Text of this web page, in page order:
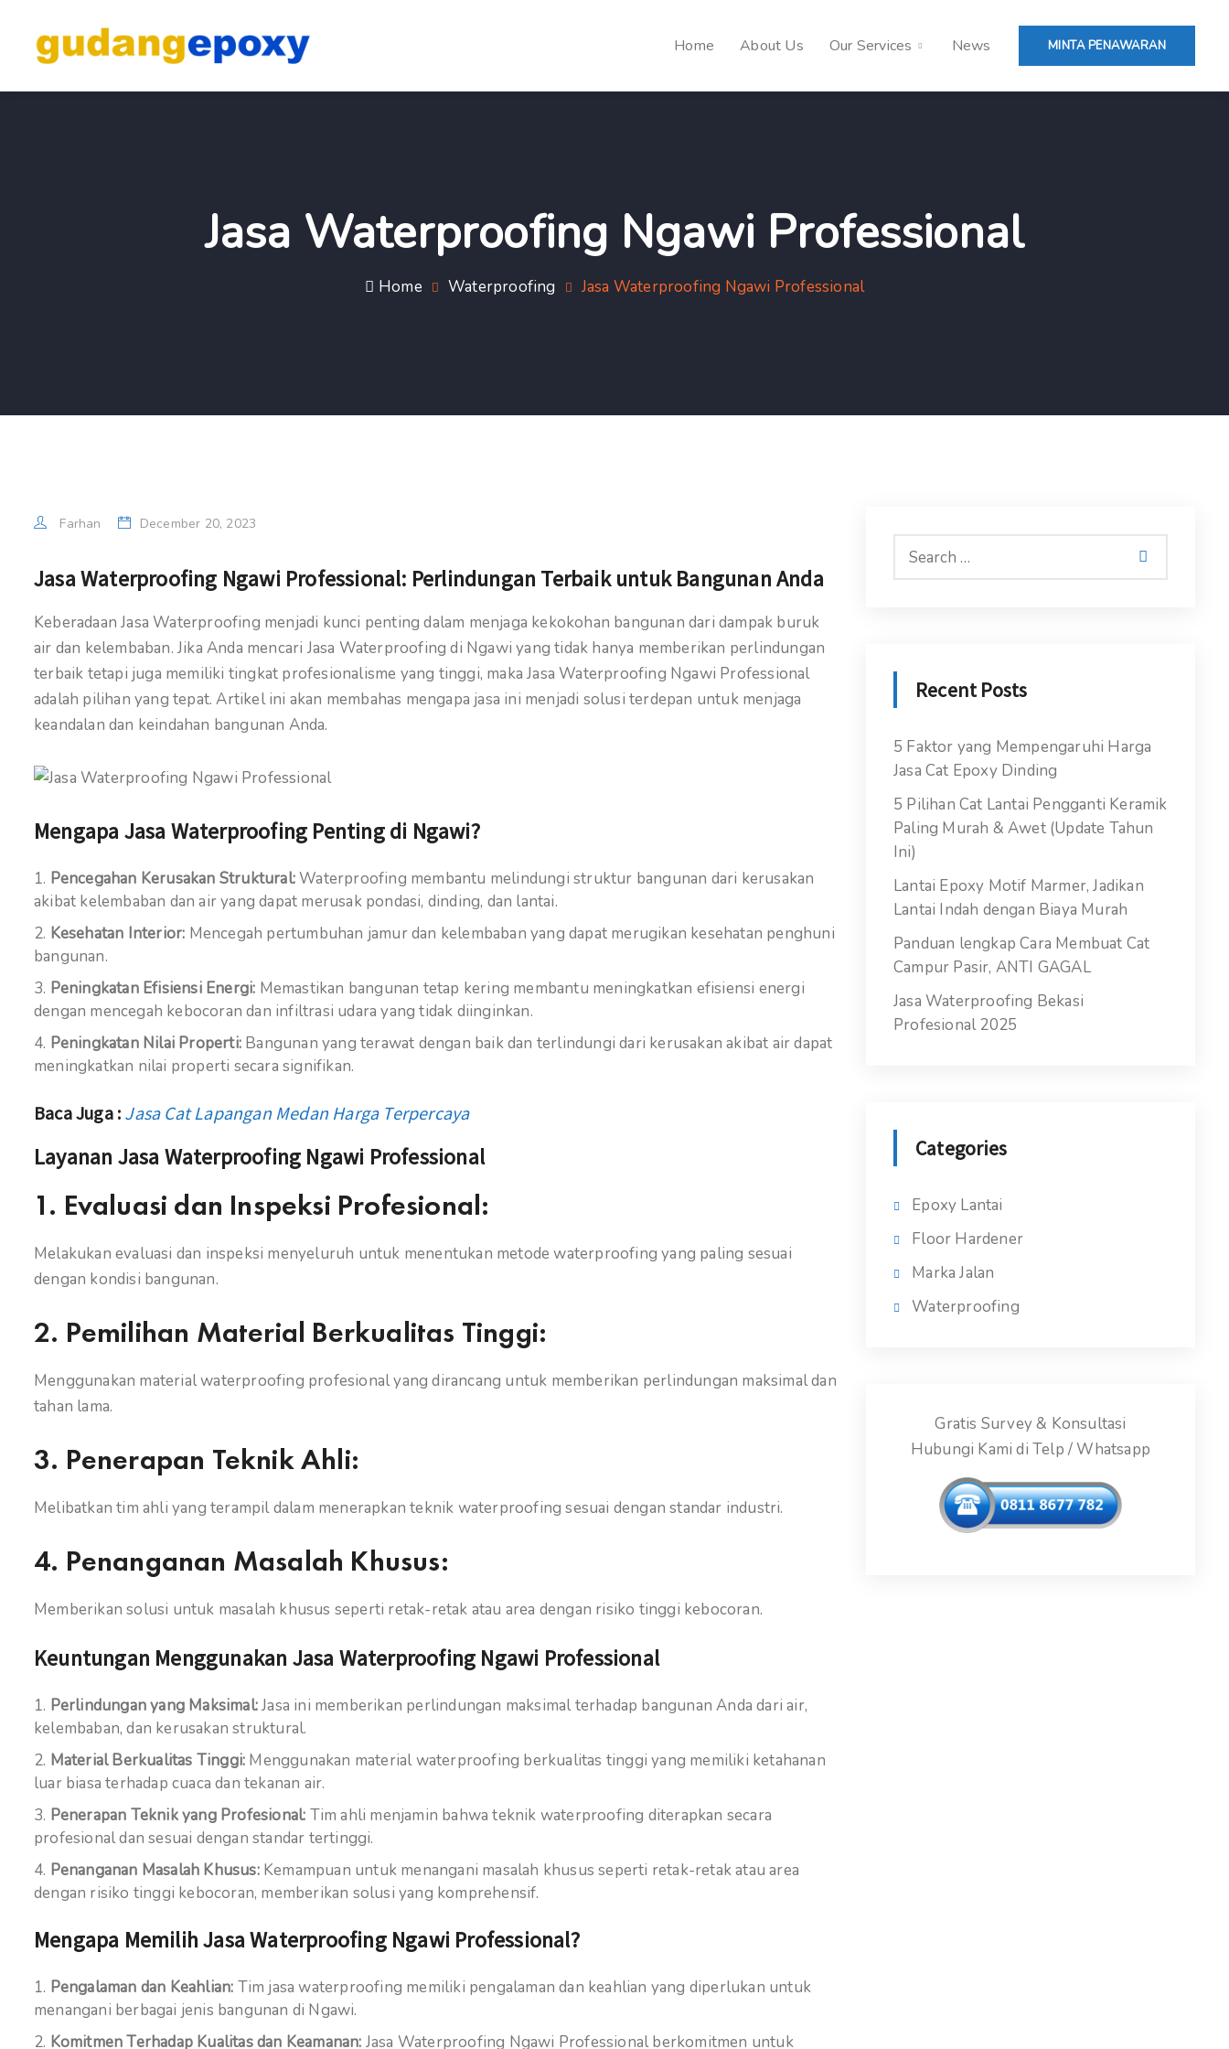
Home About Us Our Services News MINTA PENAWARAN
Jasa Waterproofing Ngawi Professional
Home Waterproofing Jasa Waterproofing Ngawi Professional
Farhan December 20, 2023
Jasa Waterproofing Ngawi Professional: Perlindungan Terbaik untuk Bangunan Anda
Keberadaan Jasa Waterproofing menjadi kunci penting dalam menjaga kekokohan bangunan dari dampak buruk
air dan kelembaban. Jika Anda mencari Jasa Waterproofing di Ngawi yang tidak hanya memberikan perlindungan
terbaik tetapi juga memiliki tingkat profesionalisme yang tinggi, maka Jasa Waterproofing Ngawi Professional
adalah pilihan yang tepat. Artikel ini akan membahas mengapa jasa ini menjadi solusi terdepan untuk menjaga
keandalan dan keindahan bangunan Anda.
Mengapa Jasa Waterproofing Penting di Ngawi?
Pencegahan Kerusakan Struktural:Waterproofing membantu melindungi struktur bangunan dari kerusakan
akibat kelembaban dan air yang dapat merusak pondasi, dinding, dan lantai.
Kesehatan Interior: Mencegah pertumbuhan jamur dan kelembaban yang dapat merugikan kesehatan penghuni
bangunan.
Peningkatan Efisiensi Energi: Memastikan bangunan tetap kering membantu meningkatkan efisiensi energi
dengan mencegah kebocoran dan infiltrasi udara yang tidak diinginkan.
Peningkatan Nilai Properti: Bangunan yang terawat dengan baik dan terlindungi dari kerusakan akibat air dapat
meningkatkan nilai properti secara signifikan.
Baca Juga : Jasa Cat Lapangan Medan Harga Terpercaya
Layanan Jasa Waterproofing Ngawi Professional
1. Evaluasi dan Inspeksi Profesional:
Melakukan evaluasi dan inspeksi menyeluruh untuk menentukan metode waterproofing yang paling sesuai
dengan kondisi bangunan.
2. Pemilihan Material Berkualitas Tinggi:
Menggunakan material waterproofing profesional yang dirancang untuk memberikan perlindungan maksimal dan
tahan lama.
3. Penerapan Teknik Ahli:
Melibatkan tim ahli yang terampil dalam menerapkan teknik waterproofing sesuai dengan standar industri.
4. Penanganan Masalah Khusus:
Memberikan solusi untuk masalah khusus seperti retak-retak atau area dengan risiko tinggi kebocoran.
Keuntungan Menggunakan Jasa Waterproofing Ngawi Professional
Perlindungan yang Maksimal:Jasa ini memberikan perlindungan maksimal terhadap bangunan Anda dari air,
kelembaban, dan kerusakan struktural.
Material Berkualitas Tinggi: Menggunakan material waterproofing berkualitas tinggi yang memiliki ketahanan
luar biasa terhadap cuaca dan tekanan air.
Penerapan Teknik yang Profesional: Tim ahli menjamin bahwa teknik waterproofing diterapkan secara
profesional dan sesuai dengan standar tertinggi.
Penanganan Masalah Khusus:Kemampuan untuk menangani masalah khusus seperti retak-retak atau area
dengan risiko tinggi kebocoran, memberikan solusi yang komprehensif.
Mengapa Memilih Jasa Waterproofing Ngawi Professional?
Pengalaman dan Keahlian: Tim jasa waterproofing memiliki pengalaman dan keahlian yang diperlukan untuk
menangani berbagai jenis bangunan di Ngawi.
Komitmen Terhadap Kualitas dan Keamanan: Jasa Waterproofing Ngawi Professional berkomitmen untuk
Recent Posts
5 Faktor yang Mempengaruhi Harga
Jasa Cat Epoxy Dinding
5 Pilihan Cat Lantai Pengganti Keramik
Paling Murah & Awet (Update Tahun
Ini)
Lantai Epoxy Motif Marmer, Jadikan
Lantai Indah dengan Biaya Murah
Panduan lengkap Cara Membuat Cat
Campur Pasir, ANTI GAGAL
Jasa Waterproofing Bekasi
Profesional 2025
Categories
Epoxy Lantai
Floor Hardener
Marka Jalan
Waterproofing
Gratis Survey & Konsultasi
Hubungi Kami di Telp / Whatsapp